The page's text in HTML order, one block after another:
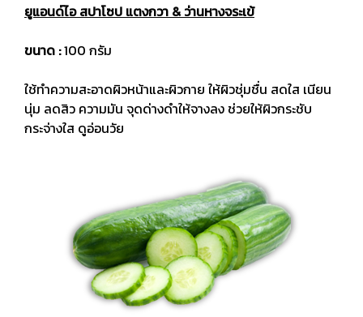
ยูแอนด์ไอ สปาโซป แตงกวา & ว่านหางจระเข้
ขนาด :100 กรัม
ใช้ทำความสะอาดผิวหน้าและผิวกาย ให้ผิวชุ่มชื่น สดใส เนียน
นุ่ม ลดสิว ความมัน จุดด่างดำให้จางลง ช่วยให้ผิวกระชับ
กระจ่างใส ดูอ่อนวัย